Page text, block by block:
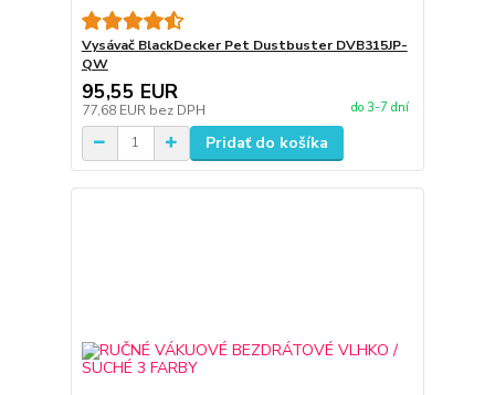
Vysávač BlackDecker Pet Dustbuster DVB315JP-
QW
95,55 EUR
77,68 EUR bez DPH do 3-7 dní
Pridať do košíka